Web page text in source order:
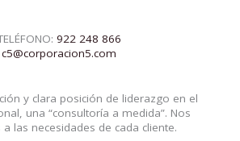
922 248 866
c5@corporacion5.com
y clara posición de liderazgo en el
una “consultoría a medida”. Nos
las necesidades de cada cliente.